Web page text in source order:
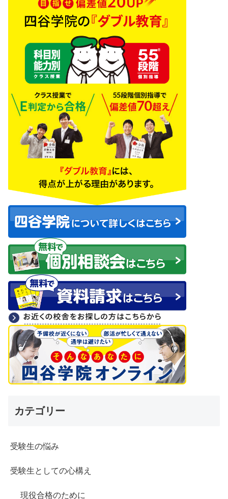
カテゴリー
受験生の悩み
受験生としての心構え
現役合格のために